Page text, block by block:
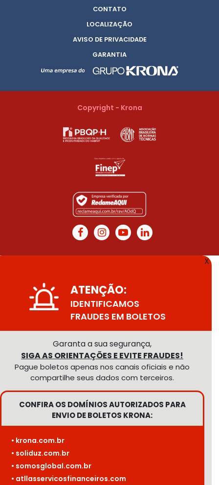
CONTATO
LOCALIZAÇÃO
AVISO DE PRIVACIDADE
GARANTIA
Copyright - Krona
X
ATENÇÃO:
IDENTIFICAMOS
FRAUDES EM BOLETOS
Garanta a sua segurança,
SIGA AS ORIENTAÇÕES E EVITE FRAUDES!
Pague boletos apenas nos canais oficiais e não
compartilhe seus dados com terceiros.
CONFIRA OS DOMÍNIOS AUTORIZADOS PARA
ENVIO DE BOLETOS KRONA:
• krona.com.br
• soliduz.com.br
• somosglobal.com.br
• atllasservicosfinanceiros.com